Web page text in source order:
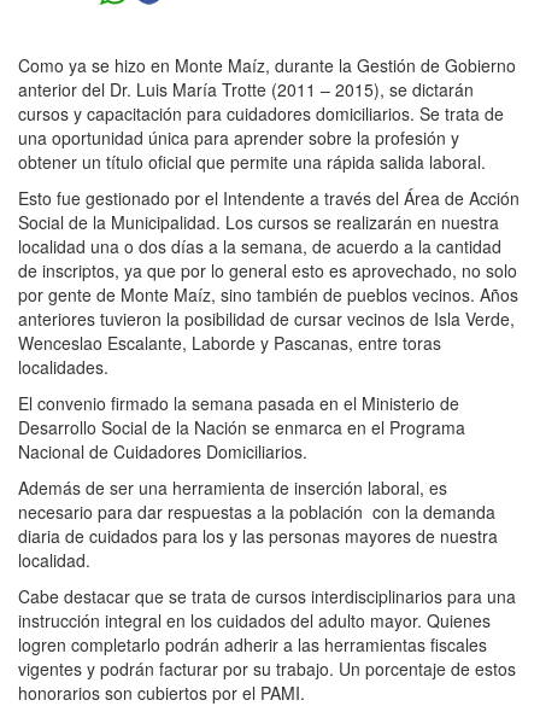
Como ya se hizo en Monte Maíz, durante la Gestión de Gobierno
anterior del Dr. Luis María Trotte (2011 – 2015), se dictarán
cursos y capacitación para cuidadores domiciliarios. Se trata de
una oportunidad única para aprender sobre la profesión y
obtener un título oficial que permite una rápida salida laboral.
Esto fue gestionado por el Intendente a través del Área de Acción
Social de la Municipalidad. Los cursos se realizarán en nuestra
localidad una o dos días a la semana, de acuerdo a la cantidad
de inscriptos, ya que por lo general esto es aprovechado, no solo
por gente de Monte Maíz, sino también de pueblos vecinos. Años
anteriores tuvieron la posibilidad de cursar vecinos de Isla Verde,
Wenceslao Escalante, Laborde y Pascanas, entre toras
localidades.
El convenio firmado la semana pasada en el Ministerio de
Desarrollo Social de la Nación se enmarca en el Programa
Nacional de Cuidadores Domiciliarios.
Además de ser una herramienta de inserción laboral, es
necesario para dar respuestas a la población con la demanda
diaria de cuidados para los y las personas mayores de nuestra
localidad.
Cabe destacar que se trata de cursos interdisciplinarios para una
instrucción integral en los cuidados del adulto mayor. Quienes
logren completarlo podrán adherir a las herramientas fiscales
vigentes y podrán facturar por su trabajo. Un porcentaje de estos
honorarios son cubiertos por el PAMI.